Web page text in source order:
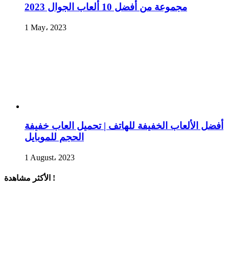
مجموعة من أفضل 10 ألعاب الجوال 2023
1 May، 2023
أفضل الألعاب الخفيفة للهاتف | تحميل العاب خفيفة
الحجم للموبايل
1 August، 2023
الأكثر مشاهدة !